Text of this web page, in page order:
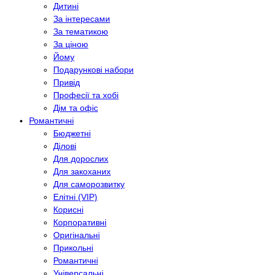
Дитині
За інтересами
За тематикою
За ціною
Йому
Подарункові набори
Привід
Професії та хобі
Дім та офіс
Романтичні
Бюджетні
Ділові
Для дорослих
Для закоханих
Для саморозвитку
Елітні (VIP)
Корисні
Корпоративні
Оригінальні
Прикольні
Романтичні